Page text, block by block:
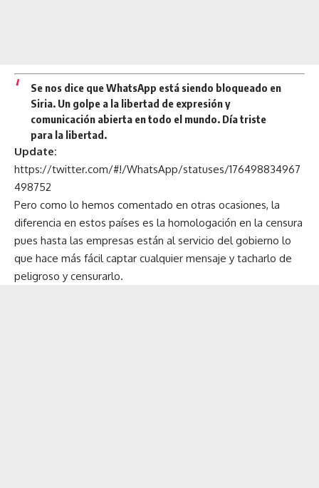
Se nos dice que WhatsApp está siendo bloqueado en
Siria. Un golpe a la libertad de expresión y
comunicación abierta en todo el mundo. Día triste
para la libertad.
Update:
https://twitter.com/#!/WhatsApp/statuses/176498834967
498752
Pero como lo hemos comentado en otras ocasiones, la
diferencia en estos países es la homologación en la censura
pues hasta las empresas están al servicio del gobierno lo
que hace más fácil captar cualquier mensaje y tacharlo de
peligroso y censurarlo.